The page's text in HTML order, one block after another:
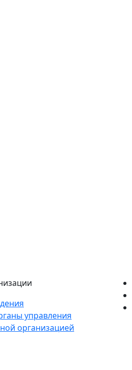
управления
организацией